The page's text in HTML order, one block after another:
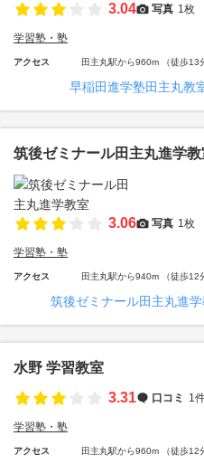
3.04 写真 1枚
学習塾・塾
アクセス 田主丸駅から960m （徒歩13
早稲田進学塾田主丸教
筑後ゼミナール田主丸進学教
3.06 写真 1枚
学習塾・塾
アクセス 田主丸駅から940m （徒歩12
筑後ゼミナール田主丸進
水野 学習教室
3.31
口コミ 1
学習塾・塾
アクセス 田主丸駅から960m （徒歩12